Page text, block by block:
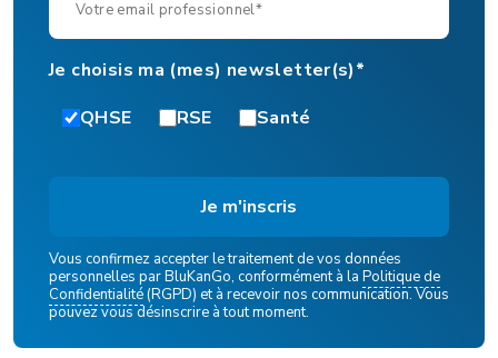
Je choisis ma (mes) newsletter(s)*
QHSE
RSE Santé
Vous confirmez accepter le traitement de vos données
personnelles par BluKanGo, conformément à la Politique de
Confidentialité(RGPD) et à recevoir nos communication. Vous
pouvez vous désinscrire à tout moment.